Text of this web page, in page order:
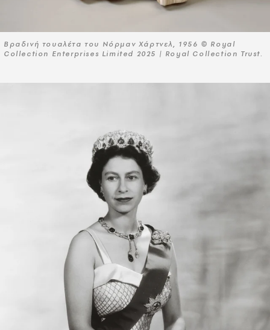
Βραδινή τουαλέτα του Νόρμαν Χάρτνελ, 1956 © Royal
Collection Enterprises Limited 2025 | Royal Collection Trust.